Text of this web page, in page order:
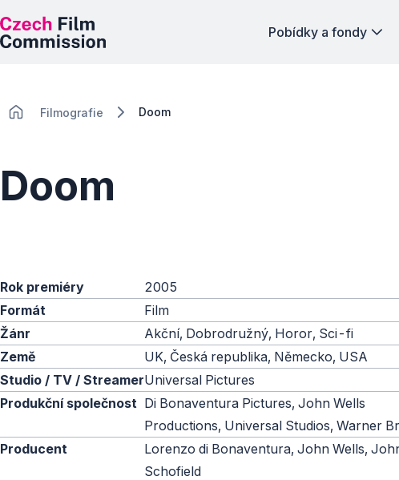
Pobídky a fondy
Filmografie Doom
Doom
Rok premiéry
2005
Formát
Film
Žánr
Akční, Dobrodružný, Horor, Sci-fi
Země
UK, Česká republika, Německo, USA
Studio / TV / StreamerUniversal Pictures
Produkční společnost Di Bonaventura Pictures, John Wells
Productions, Universal Studios, Warner
Producent
Lorenzo di Bonaventura, John Wells,
Schofield